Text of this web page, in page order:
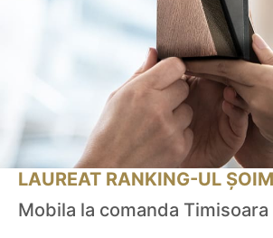
LAUREAT RANKING-UL
Mobila la comanda Timisoara